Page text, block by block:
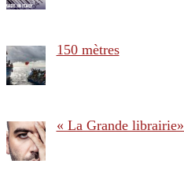
150 mètres
« La Grande